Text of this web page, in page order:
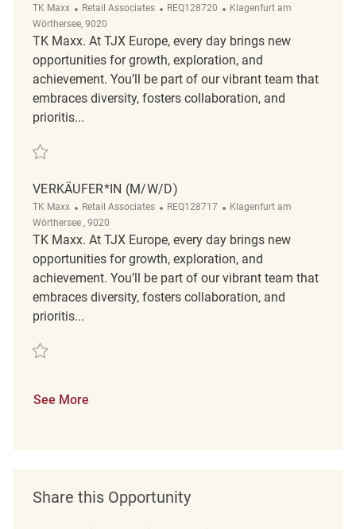
TK Maxx Category
Retail Associates ReqId
REQ128720 Location
Klagenfurt am
Wörthersee, 9020
TK Maxx. At TJX Europe, every day brings new
opportunities for growth, exploration, and
achievement. You’ll be part of our vibrant team that
embraces diversity, fosters collaboration, and
prioritis...
Save Verkäufer*in (m/w/d) REQ128720
VERKÄUFER*IN (M/W/D)
TK Maxx Category
Retail Associates ReqId
REQ128717 Location
Klagenfurt am
Wörthersee , 9020
TK Maxx. At TJX Europe, every day brings new
opportunities for growth, exploration, and
achievement. You’ll be part of our vibrant team that
embraces diversity, fosters collaboration, and
prioritis...
Save Verkäufer*in (m/w/d) REQ128717
See More
Share this Opportunity